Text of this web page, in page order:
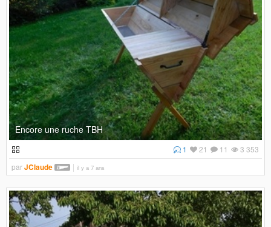
Encore une ruche TBH
3 353
11
21
1
parJClaude il y a 7 ans